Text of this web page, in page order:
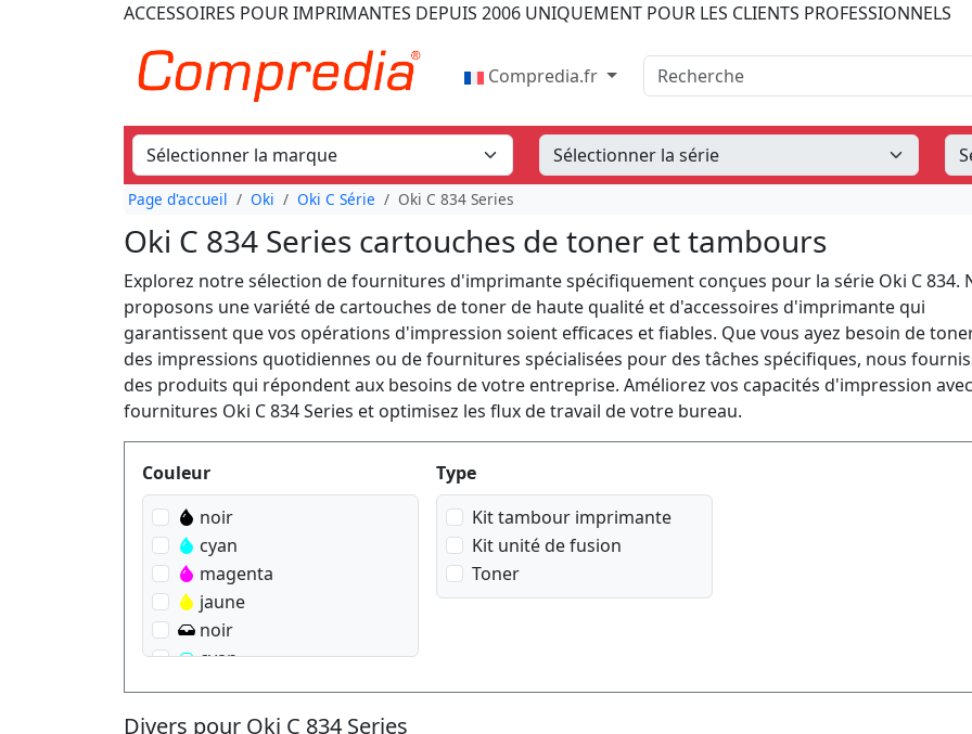
ACCESSOIRES POUR IMPRIMANTES DEPUIS 2006 UNIQUEMENT POUR LES CLIENTS PROFESSIONNELS
Compredia.fr Recherche
Page d'accueil Oki Oki C Série Oki C 834 Series
Oki C 834 Series cartouches de toner et tambours
Explorez notre sélection de fournitures d'imprimante spécifiquement conçues pour la série Oki C 834.
proposons une variété de cartouches de toner de haute qualité et d'accessoires d'imprimante qui
garantissent que vos opérations d'impression soient efficaces et fiables. Que vous ayez besoin de
des impressions quotidiennes ou de fournitures spécialisées pour des tâches spécifiques, nous
des produits qui répondent aux besoins de votre entreprise. Améliorez vos capacités d'impression
fournitures Oki C 834 Series et optimisez les flux de travail de votre bureau.
Produktfilter
Couleur
noir
cyan
magenta
jaune
noir
cyan
magenta
Type
Kit tambour imprimante
Kit unité de fusion
Toner
Divers pour Oki C 834 Series